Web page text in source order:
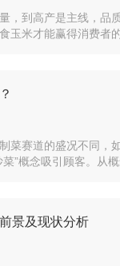
到高产是主线，品
米才能赢得消费者的
菜赛道的盛况不同
”概念吸引顾客。从概
景及现状分析